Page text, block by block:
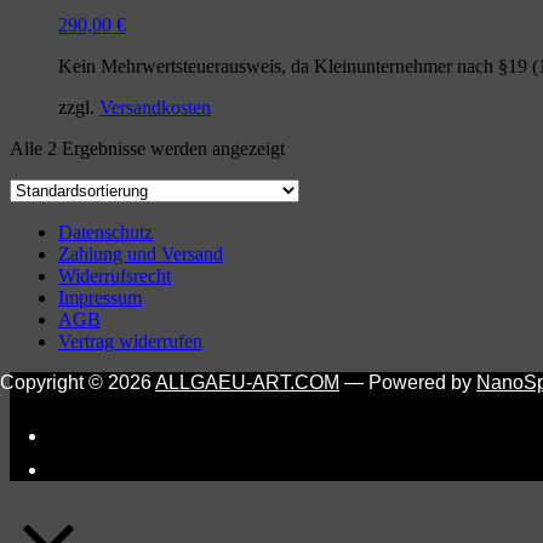
290,00 €
Kein Mehrwertsteuerausweis, da Kleinunternehmer nach §19
zzgl. Versandkosten
Alle 2 Ergebnisse werden angezeigt
Datenschutz
Zahlung und Versand
Widerrufsrecht
Impressum
AGB
Vertrag widerrufen
Copyright © 2026ALLGAEU-ART.COM — Powered by